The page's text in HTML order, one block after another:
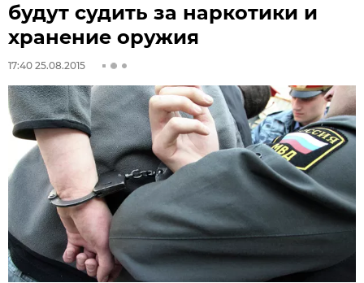
будут судить за наркотики и
хранение оружия
17:40 25.08.2015